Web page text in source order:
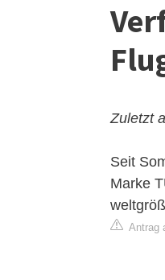
Zuletzt
Seit
Marke
Antrag